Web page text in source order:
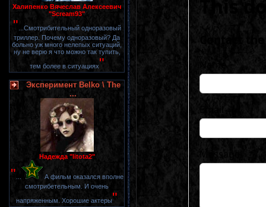
Халипенко Вячеслав Алексеевич
"Scream93"
" ...Смотрибительный одноразовый
триллер. Почему одноразовый? Да
больно уж много нелепых ситуаций,
ну не верю я что можно так тупить,
тем более в ситуациях"
Эксперимент Belko \ The
...
Надежда "litota2"
"
А фильм оказался вполне
смотрибетельным. И очень
напряженным. Хорошие актеры"